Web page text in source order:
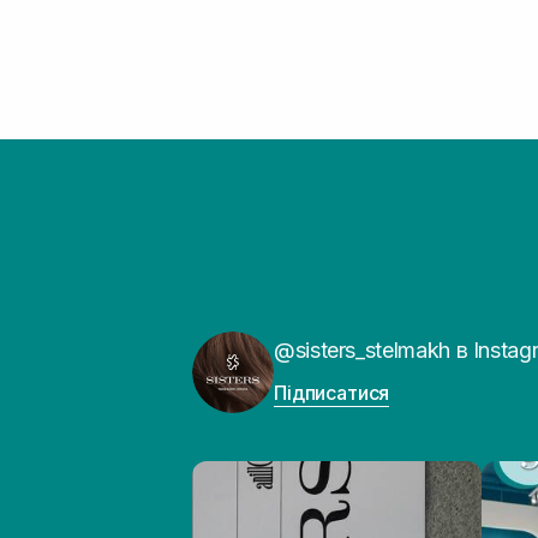
@sisters_stelmakh в
Підписатися